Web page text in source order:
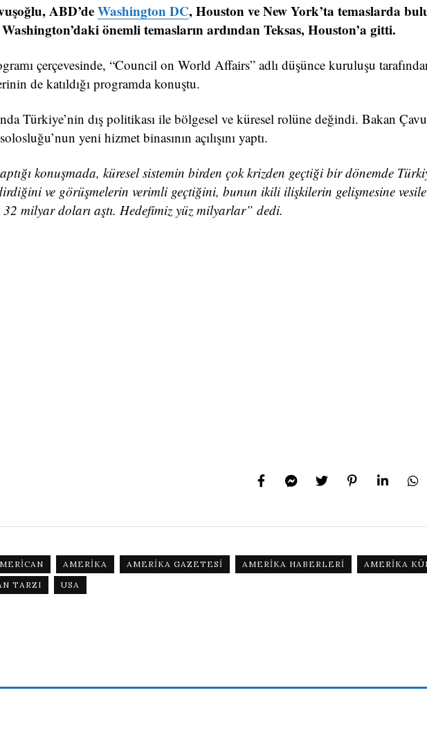
ABD’deWashington DC, Houston ve New York’ta temaslarda
önemli temasların ardından Teksas, Houston’a gitti.
çerçevesinde, “Council on World Affairs” adlı düşünce kuruluşu
de katıldığı programda konuştu.
Türkiye’nin dış politikası ile bölgesel ve küresel rolüne değindi. Bakan
yeni hizmet binasının açılışını yaptı.
konuşmada, küresel sistemin birden çok krizden geçtiği bir dönemde
ve görüşmelerin verimli geçtiğini, bunun ikili ilişkilerin gelişmesine
milyar doları aştı. Hedefimiz yüz milyarlar” dedi.
AMERIKA AMERIKA GAZETESI AMERIKA HABERLERI
AMERIKA
TARZI USA